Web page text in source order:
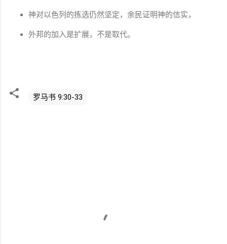
神对以色列的拣选仍然坚定，余民证明神的信实，
外邦的加入是扩展，不是取代。
罗马书 9:30-33